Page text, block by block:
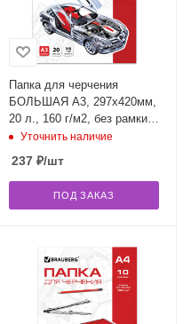
Папка для черчения
БОЛЬШАЯ А3, 297х420мм,
20 л., 160 г/м2, без рамки,
BRAUBERG, 125234
Уточнить наличие
237₽/шт
ПОД ЗАКАЗ